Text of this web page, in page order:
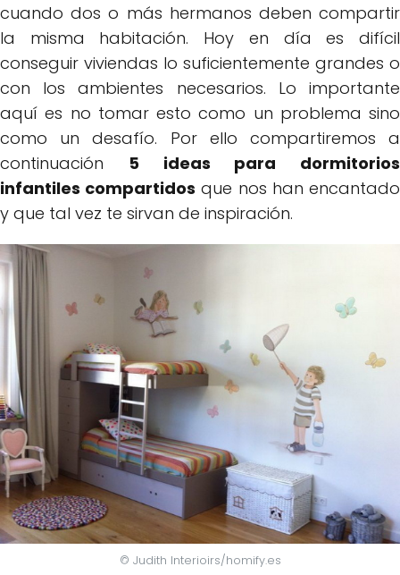
cuando dos o más hermanos deben compartir
la misma habitación. Hoy en día es difícil
conseguir viviendas lo suficientemente grandes o
con los ambientes necesarios. Lo importante
aquí es no tomar esto como un problema sino
como un desafío. Por ello compartiremos a
continuación 5 ideas para dormitorios
infantiles compartidos que nos han encantado
y que tal vez te sirvan de inspiración.
© Judith Interioirs/homify.es